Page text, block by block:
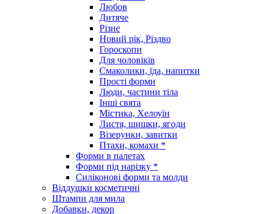
Любов
Дитяче
Різне
Новий рік, Різдво
Гороскопи
Для чоловіків
Смаколики, їда, напитки
Прості форми
Люди, частини тіла
Інші свята
Містика, Хелоуїн
Листя, шишки, ягоди
Візерунки, завитки
Птахи, комахи *
Форми в палетах
Форми під нарізку *
Силіконові форми та молди
Віддушки косметичні
Штампи для мила
Добавки, декор